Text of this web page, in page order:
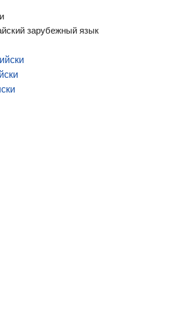
зарубежный язык